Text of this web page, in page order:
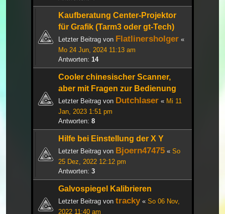
Kaufberatung Center-Projektor
für Grafik (Tarm3 oder gt-Tech)
Letzter Beitrag von Flatlinersholger «
Mo 24 Jun, 2024 11:13 am
Antworten: 14
Cooler chinesischer Scanner,
aber mit Fragen zur Bedienung
Letzter Beitrag von Dutchlaser « Mi 11
Jan, 2023 1:51 pm
Antworten: 8
Hilfe bei Einstellung der X Y
Letzter Beitrag von Bjoern47475 « So
25 Dez, 2022 12:12 pm
Antworten: 3
Galvospiegel Kalibrieren
Letzter Beitrag von tracky« So 06 Nov,
2022 11:40 am